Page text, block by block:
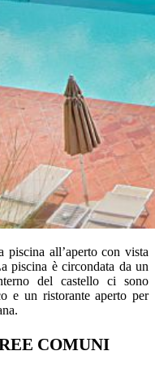
all’aperto con vista
piscina è circondata da un
del castello ci sono
e un ristorante aperto per
COMUNI